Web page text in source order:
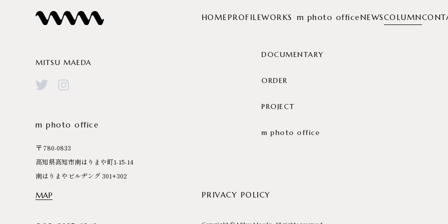
MITSU MAEDA
m photo office
〒 780-0833
高知県高知市南はりまや町1-15-14
南はりまやビルヂング 301+302
MAP
HOME PROFILEWORKS
DOCUMENTARY
ORDER
PROJECT
m photo office
m photo officeNEWSCOLUMN
PRIVACY POLICY